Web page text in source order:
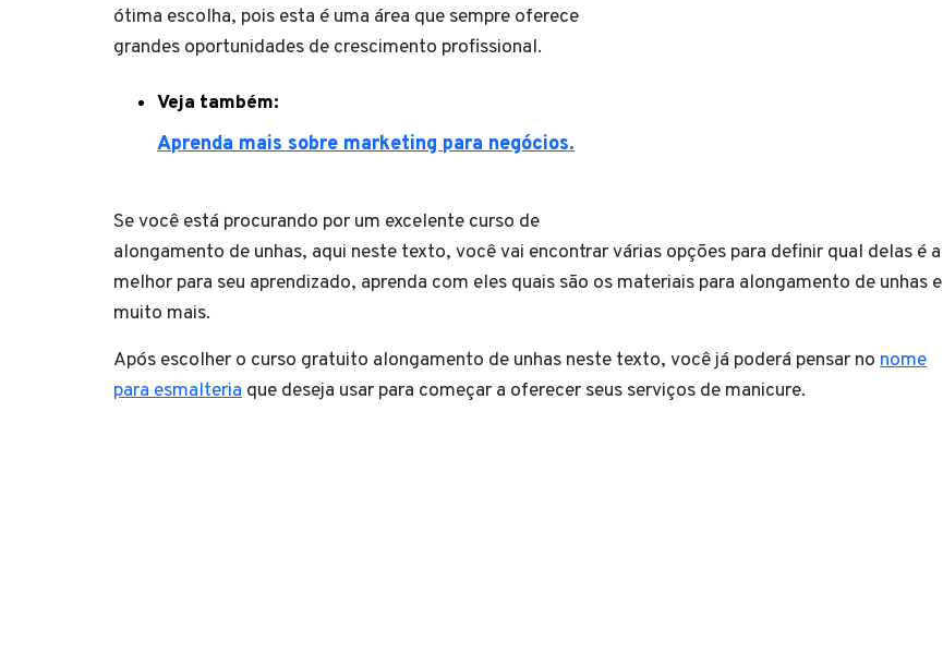
ótima escolha, pois esta é uma área que sempre oferece
grandes oportunidades de crescimento profissional.
Veja também:
Aprenda mais sobre marketing para negócios.
Se você está procurando por um excelente curso de
alongamento de unhas, aqui neste texto, você vai encontrar várias opções para definir qual delas é a
melhor para seu aprendizado, aprenda com eles quais são os materiais para alongamento de unhas e
muito mais.
Após escolher o curso gratuito alongamento de unhas neste texto, você já poderá pensar no nome
para esmalteria que deseja usar para começar a oferecer seus serviços de manicure.